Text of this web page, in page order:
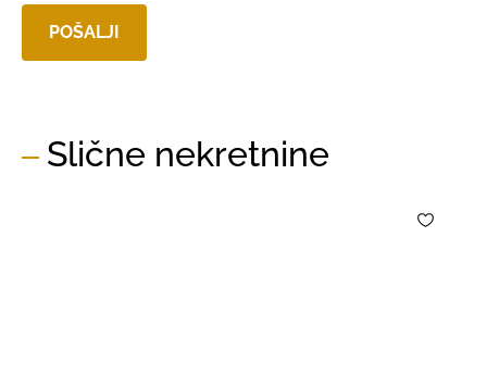
Slične nekretnine